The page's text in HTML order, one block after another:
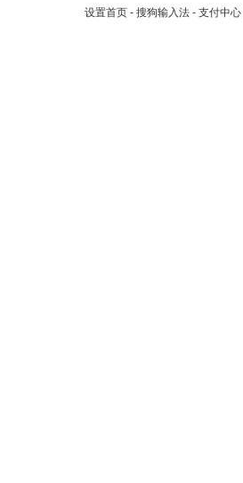
设置首页 - 搜狗输入法 - 支付中心